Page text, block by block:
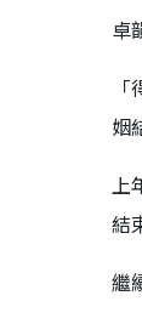
卓
姻
上
結
繼